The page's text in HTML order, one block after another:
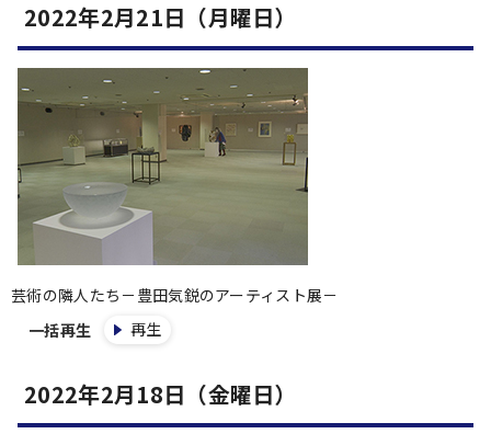
2022年2月21日（月曜日）
芸術の隣人たち－豊田気鋭のアーティスト展－
一括再生
再生
2022年2月18日（金曜日）